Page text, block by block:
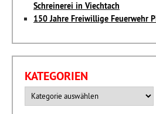
Schreinerei in Viechtach
150 Jahre Freiwillige Feuerwehr
KATEGORIEN